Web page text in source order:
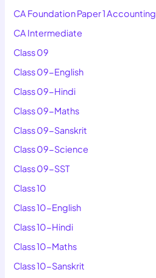
CA Foundation Paper 1 Accounting
CA Intermediate
Class 09
Class 09-English
Class 09-Hindi
Class 09-Maths
Class 09-Sanskrit
Class 09-Science
Class 09-SST
Class 10
Class 10-English
Class 10-Hindi
Class 10-Maths
Class 10-Sanskrit